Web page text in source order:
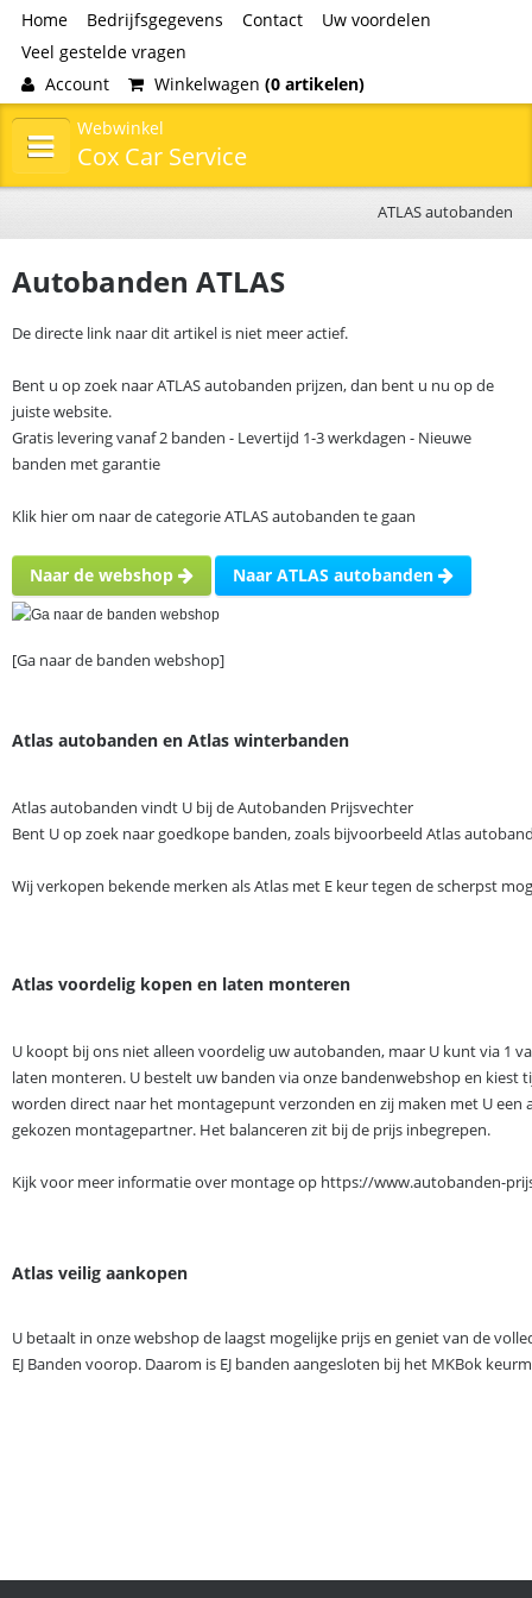
Home Bedrijfsgegevens Contact
Uw voordelen
Veel gestelde vragen
Account
Winkelwagen (0 artikelen)
Webwinkel
Cox Car Service
ATLAS autobanden
Autobanden ATLAS
De directe link naar dit artikel is niet meer actief.
Bent u op zoek naar ATLAS autobanden prijzen, dan bent u nu op de
juiste website.
Gratis levering vanaf 2 banden - Levertijd 1-3 werkdagen - Nieuwe
banden met garantie
Klik hier om naar de categorie ATLAS autobanden te gaan
Naar de webshop Naar ATLAS autobanden
[Ga naar de banden webshop]
Atlas autobanden en Atlas winterbanden
Atlas autobanden vindt U bij de Autobanden Prijsvechter
Bent U op zoek naar goedkope banden, zoals bijvoorbeeld Atlas
Wij verkopen bekende merken als Atlas met E keur tegen de scherpst
Atlas voordelig kopen en laten monteren
U koopt bij ons niet alleen voordelig uw autobanden, maar U kunt via 1
laten monteren. U bestelt uw banden via onze bandenwebshop en
worden direct naar het montagepunt verzonden en zij maken met U
gekozen montagepartner. Het balanceren zit bij de prijs inbegrepen.
Kijk voor meer informatie over montage op https://www.autobanden-
Atlas veilig aankopen
U betaalt in onze webshop de laagst mogelijke prijs en geniet van de
EJ Banden voorop. Daarom is EJ banden aangesloten bij het MKBok